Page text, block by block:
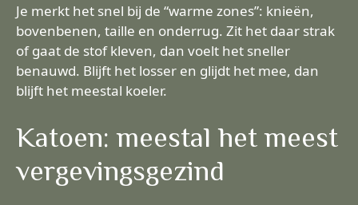
Je merkt het snel bij de “warme zones”: knieën,
bovenbenen, taille en onderrug. Zit het daar strak
of gaat de stof kleven, dan voelt het sneller
benauwd. Blijft het losser en glijdt het mee, dan
blijft het meestal koeler.
Katoen: meestal het meest
vergevingsgezind